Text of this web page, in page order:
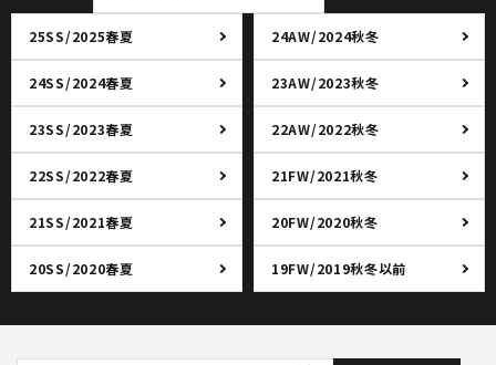
25SS/2025春夏 24AW/2024秋冬
24SS/2024春夏 23AW/2023秋冬
23SS/2023春夏 22AW/2022秋冬
22SS/2022春夏 21FW/2021秋冬
21SS/2021春夏 20FW/2020秋冬
20SS/2020春夏 19FW/2019秋冬以前